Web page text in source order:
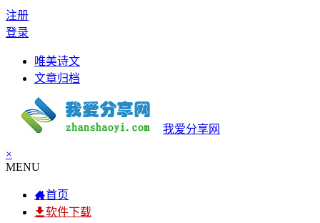
注册
登录
唯美诗文
文章归档
我爱分享网
×
MENU
首页
软件下载